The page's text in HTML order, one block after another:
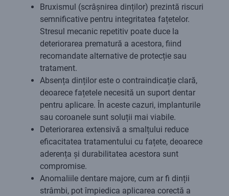
Bruxismul (scrâșnirea dinților) prezintă riscuri
semnificative pentru integritatea fațetelor.
Stresul mecanic repetitiv poate duce la
deteriorarea prematură a acestora, fiind
recomandate alternative de protecție sau
tratament.
Absența dinților este o contraindicație clară,
deoarece fațetele necesită un suport dentar
pentru aplicare. În aceste cazuri, implanturile
sau coroanele sunt soluții mai viabile.
Deteriorarea extensivă a smalțului reduce
eficacitatea tratamentului cu fațete, deoarece
aderența și durabilitatea acestora sunt
compromise.
Anomaliile dentare majore, cum ar fi dinții
strâmbi, pot împiedica aplicarea corectă a